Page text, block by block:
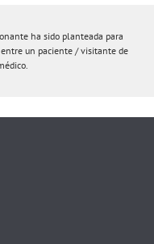
ha sido planteada para
un paciente / visitante de